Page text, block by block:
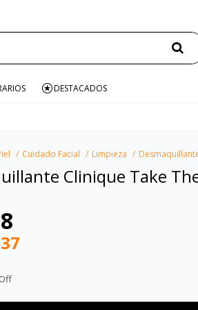
"ENVÍO"
DESTACADOS
Cuidado Facial Limpieza
Clinique Take